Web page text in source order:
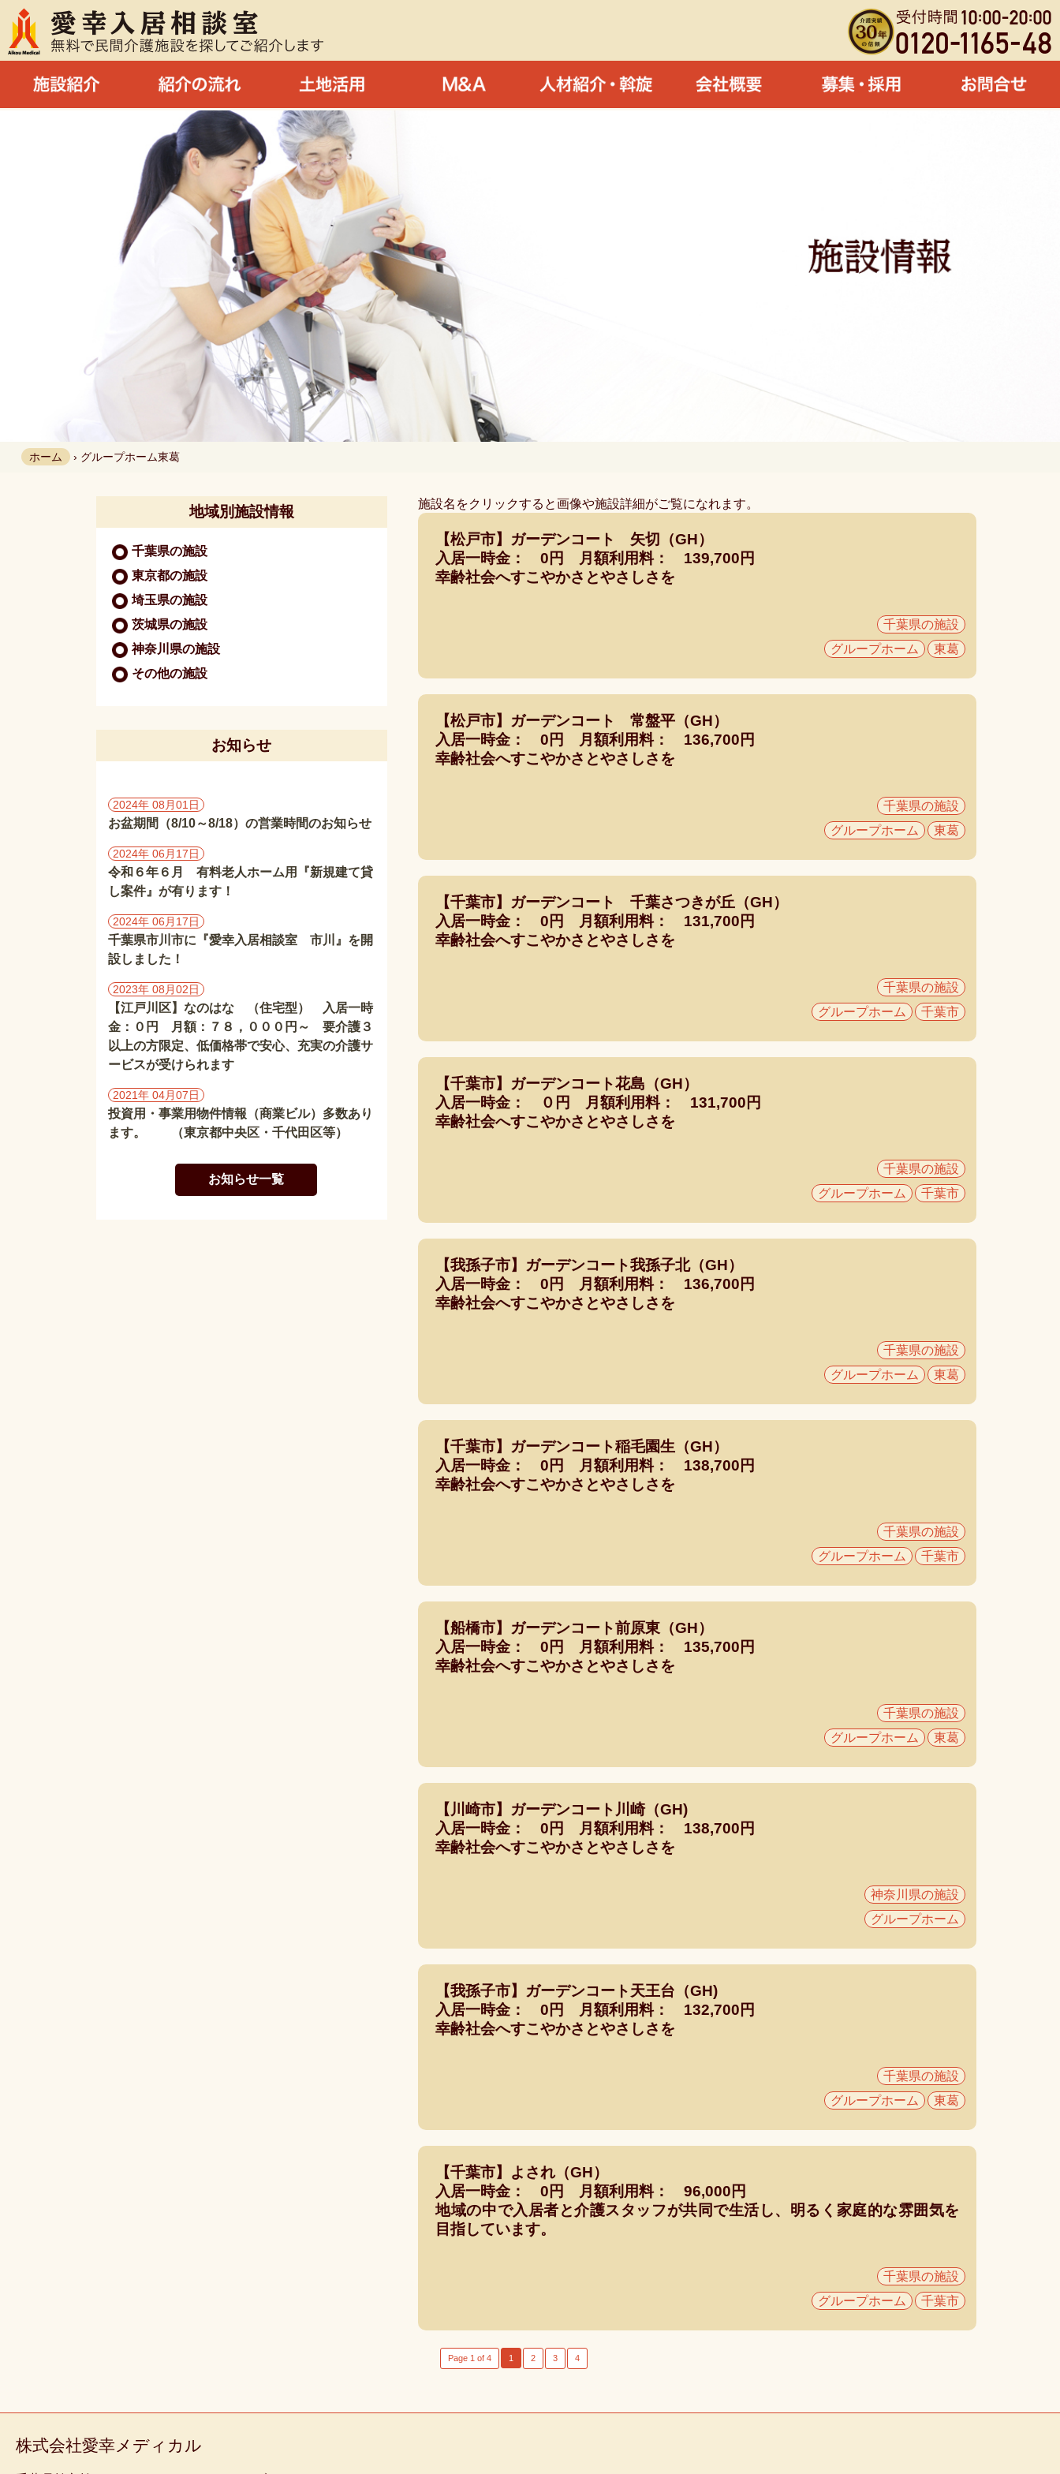
ホーム › グループホーム東葛
施設名をクリックすると画像や施設詳細がご覧になれます。
【松戸市】ガーデンコート 矢切（GH）
入居一時金： 0円 月額利用料： 139,700円
幸齢社会へすこやかさとやさしさを
千葉県の施設
グループホーム
東葛
【松戸市】ガーデンコート 常盤平（GH）
入居一時金： 0円 月額利用料： 136,700円
幸齢社会へすこやかさとやさしさを
千葉県の施設
グループホーム
東葛
【千葉市】ガーデンコート 千葉さつきが丘（GH）
入居一時金： 0円 月額利用料： 131,700円
幸齢社会へすこやかさとやさしさを
千葉県の施設
グループホーム
千葉市
【千葉市】ガーデンコート花島（GH）
入居一時金： ０円 月額利用料： 131,700円
幸齢社会へすこやかさとやさしさを
千葉県の施設
グループホーム
千葉市
【我孫子市】ガーデンコート我孫子北（GH）
入居一時金： 0円 月額利用料： 136,700円
幸齢社会へすこやかさとやさしさを
千葉県の施設
グループホーム
東葛
【千葉市】ガーデンコート稲毛園生（GH）
入居一時金： 0円 月額利用料： 138,700円
幸齢社会へすこやかさとやさしさを
千葉県の施設
グループホーム
千葉市
【船橋市】ガーデンコート前原東（GH）
入居一時金： 0円 月額利用料： 135,700円
幸齢社会へすこやかさとやさしさを
千葉県の施設
グループホーム
東葛
【川崎市】ガーデンコート川崎（GH)
入居一時金： 0円 月額利用料： 138,700円
幸齢社会へすこやかさとやさしさを
神奈川県の施設
グループホーム
【我孫子市】ガーデンコート天王台（GH)
入居一時金： 0円 月額利用料： 132,700円
幸齢社会へすこやかさとやさしさを
千葉県の施設
グループホーム
東葛
【千葉市】よされ（GH）
入居一時金： 0円 月額利用料： 96,000円
地域の中で入居者と介護スタッフが共同で生活し、明るく家庭的な雰囲気を
目指しています。
千葉県の施設
グループホーム
千葉市
Page 1 of 4 1 2 3 4
地域別施設情報
千葉県の施設
東京都の施設
埼玉県の施設
茨城県の施設
神奈川県の施設
その他の施設
お知らせ
2024年 08月01日
お盆期間（8/10～8/18）の営業時間のお知らせ
2024年 06月17日
令和６年６月 有料老人ホーム用『新規建て貸
し案件』が有ります！
2024年 06月17日
千葉県市川市に『愛幸入居相談室 市川』を開
設しました！
2023年 08月02日
【江戸川区】なのはな （住宅型） 入居一時
金：０円 月額：７８，０００円～ 要介護３
以上の方限定、低価格帯で安心、充実の介護サ
ービスが受けられます
2021年 04月07日
投資用・事業用物件情報（商業ビル）多数あり
ます。 （東京都中央区・千代田区等）
お知らせ一覧
株式会社愛幸メディカル